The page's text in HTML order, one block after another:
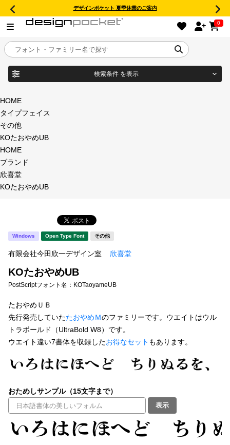
デザインポケット 夏季休業のご案内
0
目的別フォントガイド
特集
年間ライセンス商品
新着一覧
カート
マイページ
お気に入り
ご利用ガイド
よくあるご質問
お問い合わせ
検索条件 を表示
商品名
タイプフェイス
明朝体
宋朝体
草書体 勘亭流
江戸文字 デザイン毛筆
すべてを表示
太さ・ウェイト
HOME
タイプフェイス
その他
KOたおやめUB
HOME
ブランド
欣喜堂
KOたおやめUB
Windows Open Type Font その他
有限会社今田欣一デザイン室 欣喜堂
KOたおやめUB
PostScriptフォント名： KOTaoyameUB
たおやめＵＢ
先行発売していたたおやめＭのファミリーです。ウエイトはウル
トラボールド（UltraBold W8）です。
ウエイト違い7書体を収録したお得なセット もあります。
おためしサンプル（15文字まで）
表示